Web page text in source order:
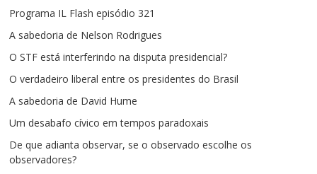
Programa IL Flash episódio 321
A sabedoria de Nelson Rodrigues
O STF está interferindo na disputa presidencial?
O verdadeiro liberal entre os presidentes do Brasil
A sabedoria de David Hume
Um desabafo cívico em tempos paradoxais
De que adianta observar, se o observado escolhe os
observadores?